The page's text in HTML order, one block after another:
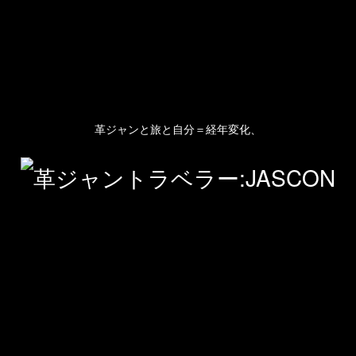
革ジャンと旅と自分＝経年変化、